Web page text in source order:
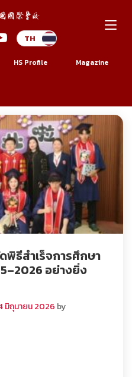
HS Profile Magazine
เร็จการศึกษา
พิธีสำเร็จการศึกษา
อย่างยิ่ง
มิถุนายน 2026 by